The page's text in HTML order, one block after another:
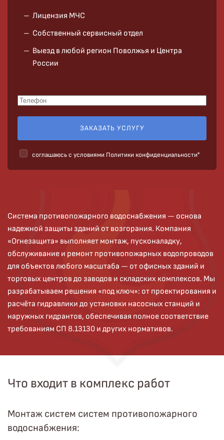
Лицензия МЧС
Собственный сервисный отдел
Выезд в любой регион Поволжья и Центра
России
ЗАКАЗАТЬ УСЛУГУ
cоглашаюсь с условиями Политики конфиденциальности"
Система противопожарного водоснабжения — основа
надежной защиты зданий от возгорания. Компания
«Огнезащита» выполняет монтаж, пусконаладку,
обслуживание и ремонт противопожарных водопроводов
для объектов любого масштаба — от офисных зданий и
торговых центров до заводов и складских комплексов. Мы
разрабатываем решения «под ключ»: от проектирования и
расчёта гидравлики до установки насосных станций и
наружных гидрантов, обеспечивая полное соответствие
требованиям СП 8.13130 и других нормативов.
Что входит в комплекс работ
Монтаж систем систем противопожарного
водоснабжения: